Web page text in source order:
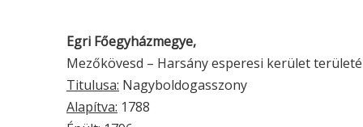
Egri Főegyházmegye,
Mezőkövesd – Harsány esperesi kerület
Titulusa: Nagyboldogasszony
Alapítva: 1788